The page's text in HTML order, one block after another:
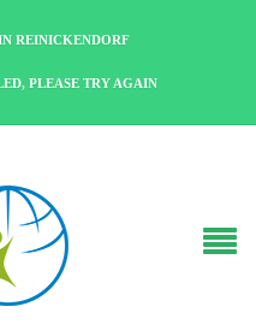
REINICKENDORF
PLEASE TRY AGAIN